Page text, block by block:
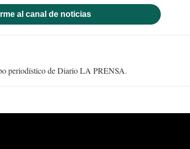
al canal de noticias
periodístico de Diario LA PRENSA.